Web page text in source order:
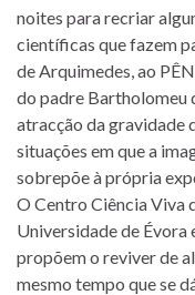
noites para recriar
científicas que fazem
de Arquimedes, ao
do padre Bartholomeu
atracção da gravidade
situações em que a
sobrepõe à própria
O Centro Ciência Viva
Universidade de Évora
propõem o reviver de
mesmo tempo que se